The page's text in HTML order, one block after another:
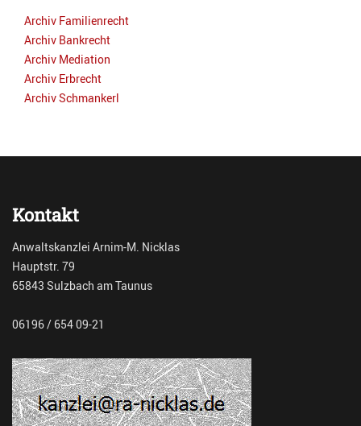
Archiv Familienrecht
Archiv Bankrecht
Archiv Mediation
Archiv Erbrecht
Archiv Schmankerl
Kontakt
Anwaltskanzlei Arnim-M. Nicklas
Hauptstr. 79
65843 Sulzbach am Taunus
06196 / 654 09-21